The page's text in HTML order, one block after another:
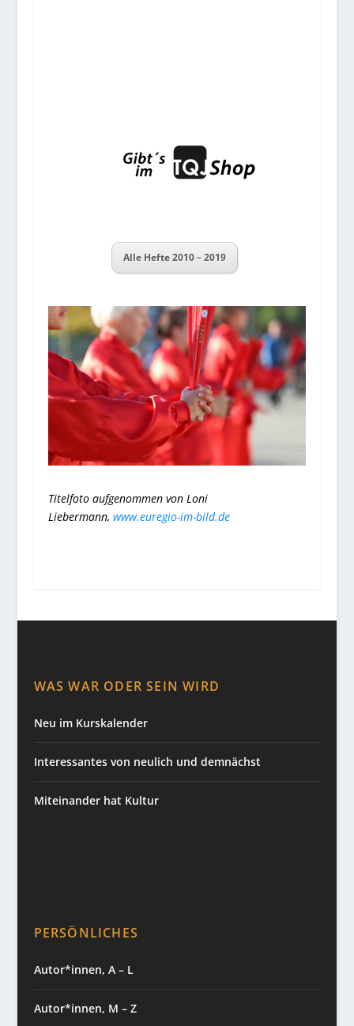
Alle Hefte 2010 – 2019
Titelfoto aufgenommen von Loni
Liebermann, www.euregio-im-bild.de
WAS WAR ODER SEIN WIRD
Neu im Kurskalender
Interessantes von neulich und demnächst
Miteinander hat Kultur
PERSÖNLICHES
Autor*innen, A – L
Autor*innen, M – Z